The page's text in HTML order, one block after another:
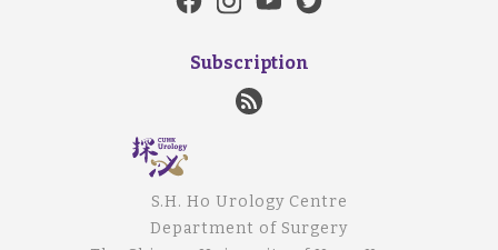
Subscription
S.H. Ho Urology Centre
Department of Surgery